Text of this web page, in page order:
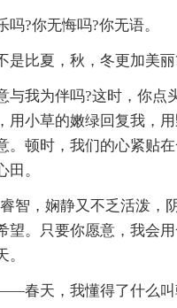
吗?你无悔吗?你无语。
是比夏，秋，冬更加美丽
与我为伴吗?这时，你点
用小草的嫩绿回复我，
顿时，我们的心紧贴在
田。
智，娴静又不乏活泼，
望。只要你愿意，我会
春天，我懂得了什么叫